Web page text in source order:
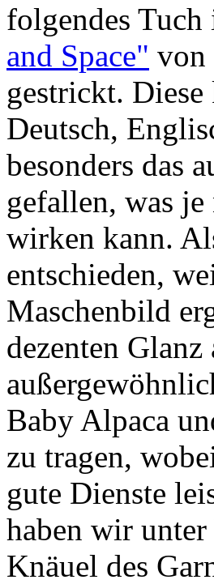
folgendes
and Space" von
gestrickt.
Deutsch,
besonders das
gefallen, was
wirken kann.
entschieden,
Maschenbild
dezenten
Baby Alpaca
zu tragen,
gute Dienste
haben wir
Knäuel des